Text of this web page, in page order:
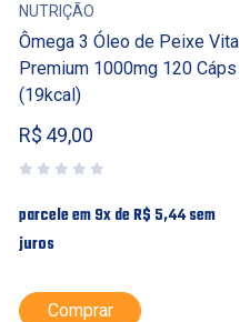
NUTRIÇÃO
Ômega 3 Óleo de Peixe Vita
Premium 1000mg 120 Cáps
(19kcal)
R$ 49,00
parcele em 9x deR$ 5,44sem
juros
Comprar